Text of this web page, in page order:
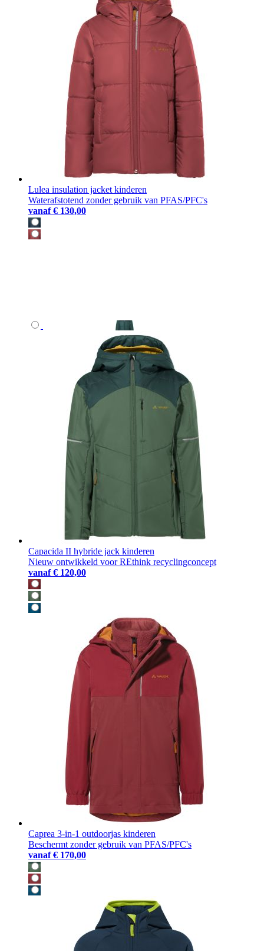
Lulea insulation jacket kinderen
Waterafstotend zonder gebruik van PFAS/PFC's
vanaf € 130,00
Capacida II hybride jack kinderen
Nieuw ontwikkeld voor REthink recyclingconcept
vanaf € 120,00
Caprea 3-in-1 outdoorjas kinderen
Beschermt zonder gebruik van PFAS/PFC's
vanaf € 170,00